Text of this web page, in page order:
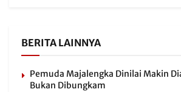
BERITA LAINNYA
Pemuda Majalengka Dinilai Makin
Bukan Dibungkam